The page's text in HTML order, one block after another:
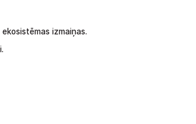
ekosistēmas izmaiņas.